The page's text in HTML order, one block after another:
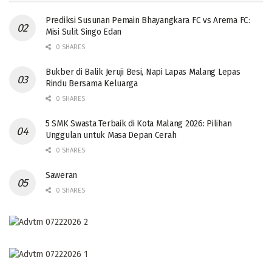
Prediksi Susunan Pemain Bhayangkara FC vs Arema FC:
Misi Sulit Singo Edan
0 SHARES
Bukber di Balik Jeruji Besi, Napi Lapas Malang Lepas
Rindu Bersama Keluarga
0 SHARES
5 SMK Swasta Terbaik di Kota Malang 2026: Pilihan
Unggulan untuk Masa Depan Cerah
0 SHARES
Saweran
0 SHARES